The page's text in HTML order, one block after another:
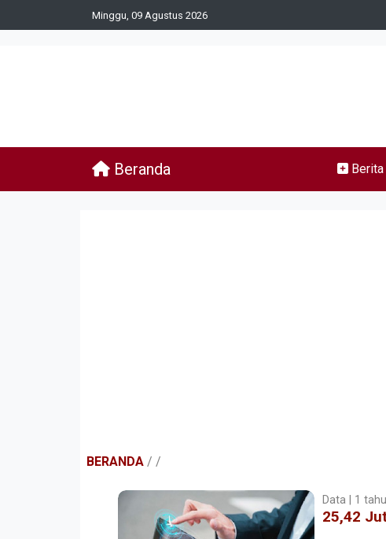
Minggu, 09 Agustus 2026
Beranda Berita
BERANDA / /
Data | 1
25,42